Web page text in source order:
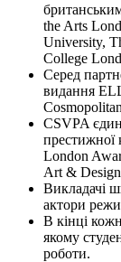
the Arts
University,
College
Серед
видання
CSVPA
престижної
London
Art &
Викладачі
актори
В кінці
якому
роботи.